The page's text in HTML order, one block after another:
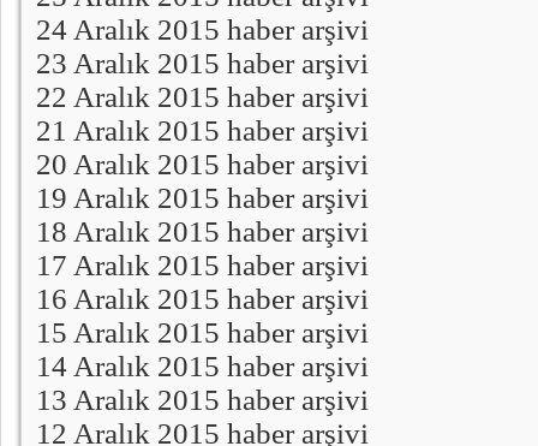
24 Aralık 2015 haber arşivi
23 Aralık 2015 haber arşivi
22 Aralık 2015 haber arşivi
21 Aralık 2015 haber arşivi
20 Aralık 2015 haber arşivi
19 Aralık 2015 haber arşivi
18 Aralık 2015 haber arşivi
17 Aralık 2015 haber arşivi
16 Aralık 2015 haber arşivi
15 Aralık 2015 haber arşivi
14 Aralık 2015 haber arşivi
13 Aralık 2015 haber arşivi
12 Aralık 2015 haber arşivi